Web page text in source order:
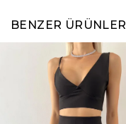
BENZER ÜRÜNLER